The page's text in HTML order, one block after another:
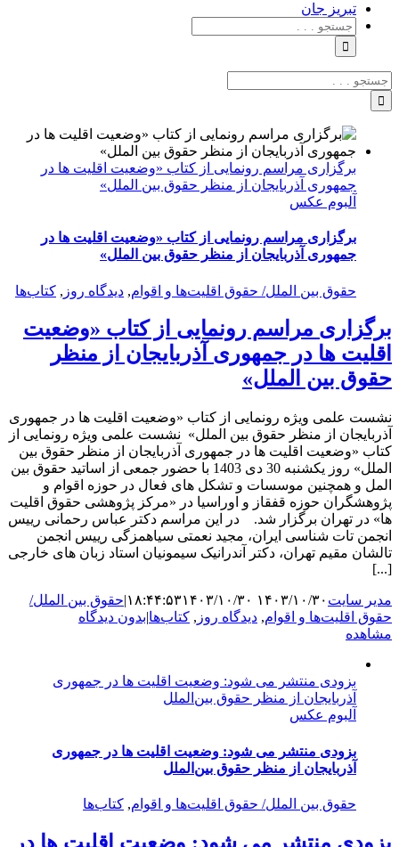
تبریزِ جان
جستجو
برای:
جستجو
برای:
برگزاری مراسم رونمایی از کتاب «وضعیت اقلیت ها در
جمهوری آذربایجان از منظر حقوق بین الملل»
آلبوم عکس
برگزاری مراسم رونمایی از کتاب «وضعیت اقلیت ها در
جمهوری آذربایجان از منظر حقوق بین الملل»
حقوق بین الملل/ حقوق اقلیت‌ها و اقوام, دیدگاه روز , کتاب‌ها
برگزاری مراسم رونمایی از کتاب «وضعیت
اقلیت ها در جمهوری آذربایجان از منظر
حقوق بین الملل»
نشست علمی ویژه رونمایی از کتاب «وضعیت اقلیت ها در جمهوری
آذربایجان از منظر حقوق بین الملل» نشست علمی ویژه رونمایی از
کتاب «وضعیت اقلیت ها در جمهوری آذربایجان از منظر حقوق بین
الملل» روز یکشنبه 30 دی 1403 با حضور جمعی از اساتید حقوق بین
المل و همچنین موسسات و تشکل های فعال در حوزه اقوام و
پژوهشگران حوزه قفقاز و اوراسیا در «مرکز پژوهشی حقوق اقلیت
ها» در تهران برگزار شد. در این مراسم دکتر عباس رحمانی رییس
انجمن تات شناسی ایران، مجید نعمتی سیاهمزگی رییس انجمن
تالشان مقیم تهران، دکتر آندرانیک سیمونیان استاد زبان های خارجی
[...]
مدیر سایت ۱۴۰۳/۱۰/۳۰ ۱۸:۴۴:۵۳ ۱۴۰۳/۱۰/۳۰ |حقوق بین الملل/
حقوق اقلیت‌ها و اقوام, دیدگاه روز , کتاب‌ها|بدون دیدگاه
مشاهده
بزودی منتشر می شود: وضعیت اقلیت ها در جمهوری
آذربایجان از منظر حقوق بین‌الملل
آلبوم عکس
بزودی منتشر می شود: وضعیت اقلیت ها در جمهوری
آذربایجان از منظر حقوق بین‌الملل
حقوق بین الملل/ حقوق اقلیت‌ها و اقوام, کتاب‌ها
بزودی منتشر می شود: وضعیت اقلیت ها در